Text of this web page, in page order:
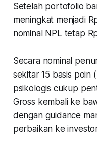
Setelah portofolio
meningkat menjadi
nominal NPL tetap
Secara nominal
sekitar 15 basis poin
psikologis cukup
Gross kembali ke
dengan guidance
perbaikan ke